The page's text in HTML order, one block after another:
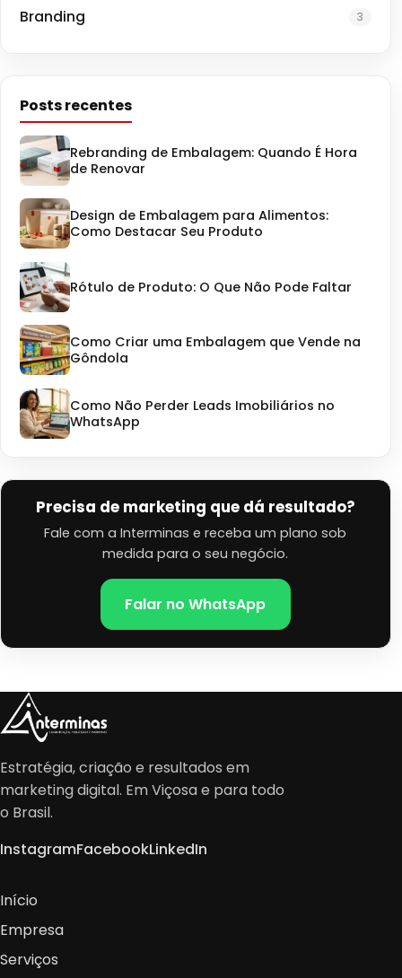
Branding 3
Posts recentes
Rebranding de Embalagem: Quando É Hora
de Renovar
Design de Embalagem para Alimentos:
Como Destacar Seu Produto
Rótulo de Produto: O Que Não Pode Faltar
Como Criar uma Embalagem que Vende na
Gôndola
Como Não Perder Leads Imobiliários no
WhatsApp
Precisa de marketing que dá resultado?
Fale com a Interminas e receba um plano sob
medida para o seu negócio.
Falar no WhatsApp
Estratégia, criação e resultados em
marketing digital. Em Viçosa e para todo
o Brasil.
InstagramFacebookLinkedIn
Início
Empresa
Serviços